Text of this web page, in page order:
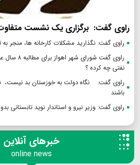
راوی گفت: برگزاری یک نشست
راوی گفت: نگذارید مشکلات کارخانه ها، منجر به
راوی گفت
نفتی چه کرده ؟
راوی گفت: نگاه دولت به خوزستان بد نیست،
باشند
راوی گفت: وزیر نیرو و استاندار نوید تابستانی
خبرهای آنلاین
online news